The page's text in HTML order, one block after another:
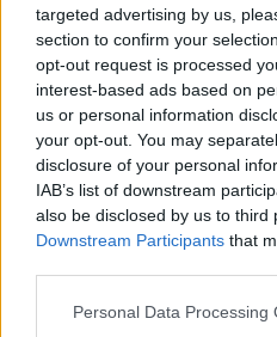
targeted advertising by us,
section to confirm your
opt-out request is processed
interest-based ads based on
us or personal information
your opt-out. You may
disclosure of your personal
IAB’s list of downstream
also be disclosed by us to third
Downstream Participants that
Please note that this website/
Personal Data Processing
Basket Serie A: guida ai
metriche
Andrea Conforti · 7 Ago 2026
BASKET